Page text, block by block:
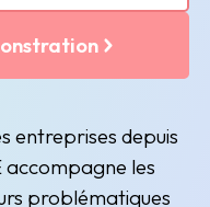
entreprises depuis
accompagne les
problématiques